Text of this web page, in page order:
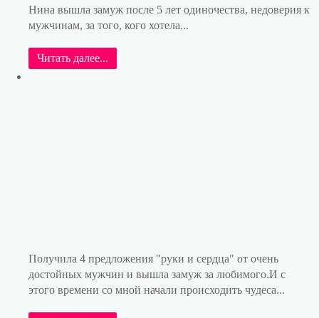
Нина вышла замуж после 5 лет одиночества, недоверия к
мужчинам, за того, кого хотела...
Читать далее...
Получила 4 предложения "руки и сердца" от очень
достойных мужчин и вышла замуж за любимого.И с
этого времени со мной начали происходить чудеса...